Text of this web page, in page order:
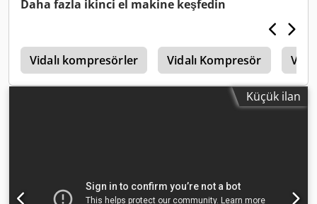
Daha fazla ikinci el makine keşfedin
Vidalı kompresörler Vidalı Kompresör
Küçük ilan